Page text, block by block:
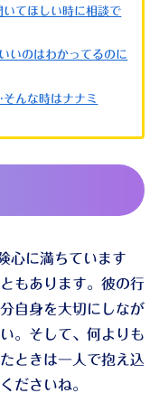
てほしい時に相談で
いのはわかってるのに
んな時はナナミ
心に満ちています
もあります。彼の行
自身を大切にしなが
。そして、何よりも
ときは一人で抱え込
ださいね。